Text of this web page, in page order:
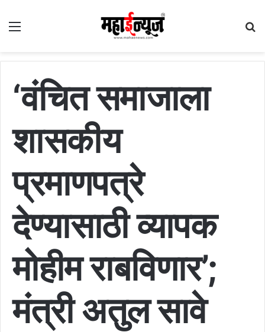
Menu
‘वंचित समाजाला
शासकीय
प्रमाणपत्रे
देण्यासाठी व्यापक
मोहीम राबविणार’;
मंत्री अतुल सावे